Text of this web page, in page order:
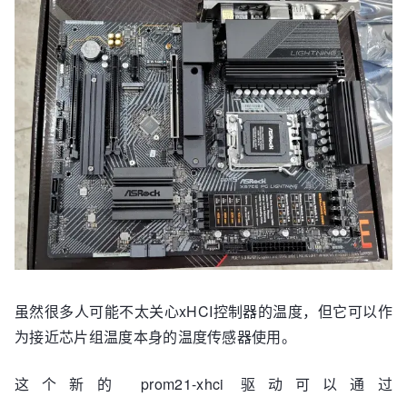
虽然很多人可能不太关心xHCI控制器的温度，但它可以作
为接近芯片组温度本身的温度传感器使用。
这个新的 prom21-xhci 驱动可以通过